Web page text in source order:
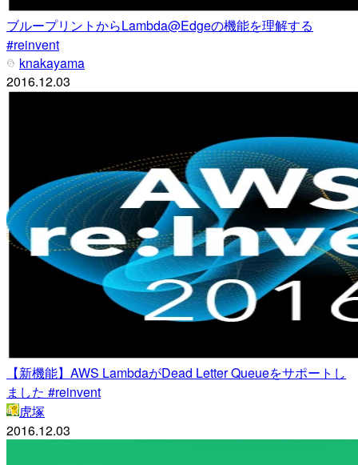
ブループリントからLambda@Edgeの機能を理解する
#reinvent
knakayama
2016.12.03
【新機能】AWS LambdaがDead Letter Queueをサポートし
ました #reinvent
虎塚
2016.12.03